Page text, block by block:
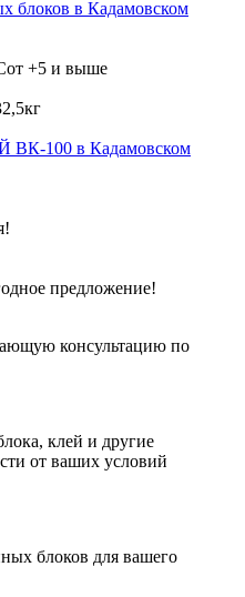
от +5 и выше
предложение!
консультацию по
клей и другие
от ваших условий
блоков для вашего